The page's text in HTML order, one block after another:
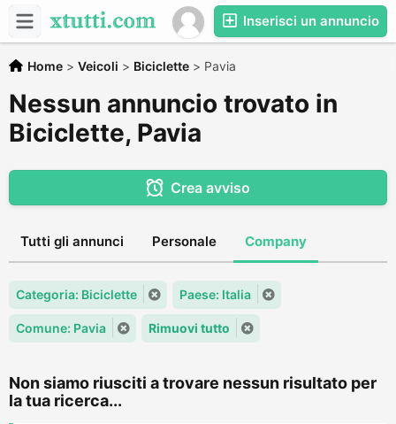
Inserisci un annuncio
Home > Veicoli > Biciclette > Pavia
Nessun annuncio trovato in
Biciclette, Pavia
Crea avviso
Tutti gli annunci Personale Company
Categoria: Biciclette Paese: Italia
Comune: Pavia Rimuovi tutto
Non siamo riusciti a trovare nessun risultato per
la tua ricerca...